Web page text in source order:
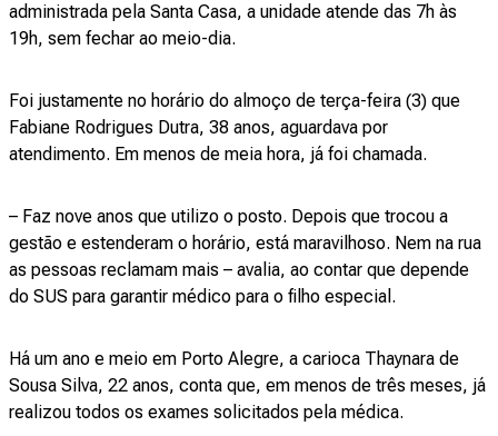
administrada pela Santa Casa, a unidade atende das 7h às
19h, sem fechar ao meio-dia.
Foi justamente no horário do almoço de terça-feira (3) que
Fabiane Rodrigues Dutra, 38 anos, aguardava por
atendimento. Em menos de meia hora, já foi chamada.
– Faz nove anos que utilizo o posto. Depois que trocou a
gestão e estenderam o horário, está maravilhoso. Nem na rua
as pessoas reclamam mais – avalia, ao contar que depende
do SUS para garantir médico para o filho especial.
Há um ano e meio em Porto Alegre, a carioca Thaynara de
Sousa Silva, 22 anos, conta que, em menos de três meses, já
realizou todos os exames solicitados pela médica.